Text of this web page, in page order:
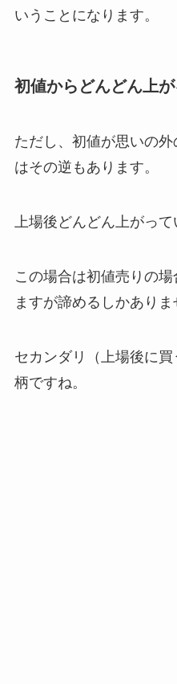
いうことになります。
初値からどんどん上
ただし、初値が思いの
はその逆もあります。
上場後どんどん上がって
この場合は初値売りの
ますが諦めるしかありま
セカンダリ（上場後に
柄ですね。